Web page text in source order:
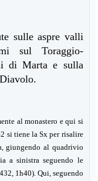
sulle aspre valli
sul Toraggio-
di Marta e sulla
al monastero e qui si
si tiene la Sx per risalire
giungendo al quadrivio
a sinistra seguendo le
1h40). Qui, seguendo